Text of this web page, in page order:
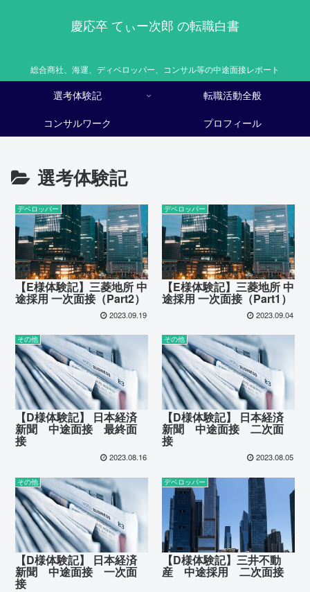
慶応卒 てぃー次郎 の転職白書
総合商社、海運、ディベロッパー、コンサル等の中途面接レポート
選考体験記
転職活動全般
コンサルワーク
プロフィール
選考体験記
デベロッパー
【E様体験記】三菱地所 中
途採用 一次面接（Part2）
2023.09.19
デベロッパー
【E様体験記】三菱地所 中
途採用 一次面接（Part1）
2023.09.04
その他
【D様体験記】 日本経済
新聞 中途面接 最終面
接
2023.08.16
その他
【D様体験記】 日本経済
新聞 中途面接 二次面
接
2023.08.05
その他
【D様体験記】 日本経済
新聞 中途面接 一次面
接
デベロッパー
【D様体験記】三井不動
産 中途採用 二次面接